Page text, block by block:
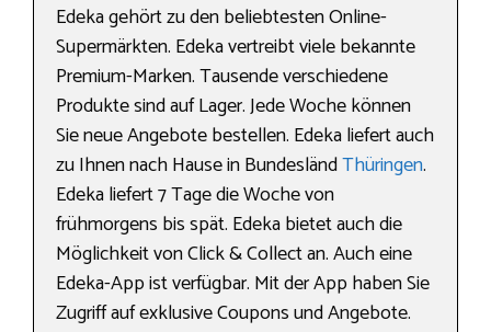
Edeka gehört zu den beliebtesten Online-
Supermärkten. Edeka vertreibt viele bekannte
Premium-Marken. Tausende verschiedene
Produkte sind auf Lager. Jede Woche können
Sie neue Angebote bestellen. Edeka liefert auch
zu Ihnen nach Hause in BundesländThüringen.
Edeka liefert 7 Tage die Woche von
frühmorgens bis spät. Edeka bietet auch die
Möglichkeit von Click & Collect an. Auch eine
Edeka-App ist verfügbar. Mit der App haben Sie
Zugriff auf exklusive Coupons und Angebote.